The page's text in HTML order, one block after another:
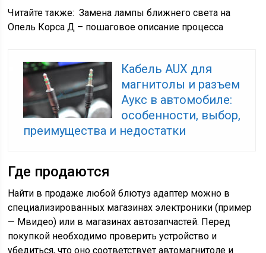
Читайте также: Замена лампы ближнего света на
Опель Корса Д – пошаговое описание процесса
Кабель AUX для
магнитолы и разъем
Аукс в автомобиле:
особенности, выбор,
преимущества и недостатки
Где продаются
Найти в продаже любой блютуз адаптер можно в
специализированных магазинах электроники (пример
— Мвидео) или в магазинах автозапчастей. Перед
покупкой необходимо проверить устройство и
убедиться, что оно соответствует автомагнитоле и